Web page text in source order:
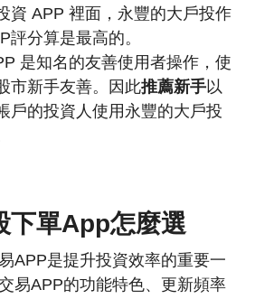
資 APP 裡面，永豐的大戶投作
評分算是最高的。
是知名的友善使用者操作，使
市新手友善。因此推薦新手以
戶的投資人使用永豐的大戶投
下單App怎麼選
APP是提升投資效率的重要一
易APP的功能特色、更新頻率